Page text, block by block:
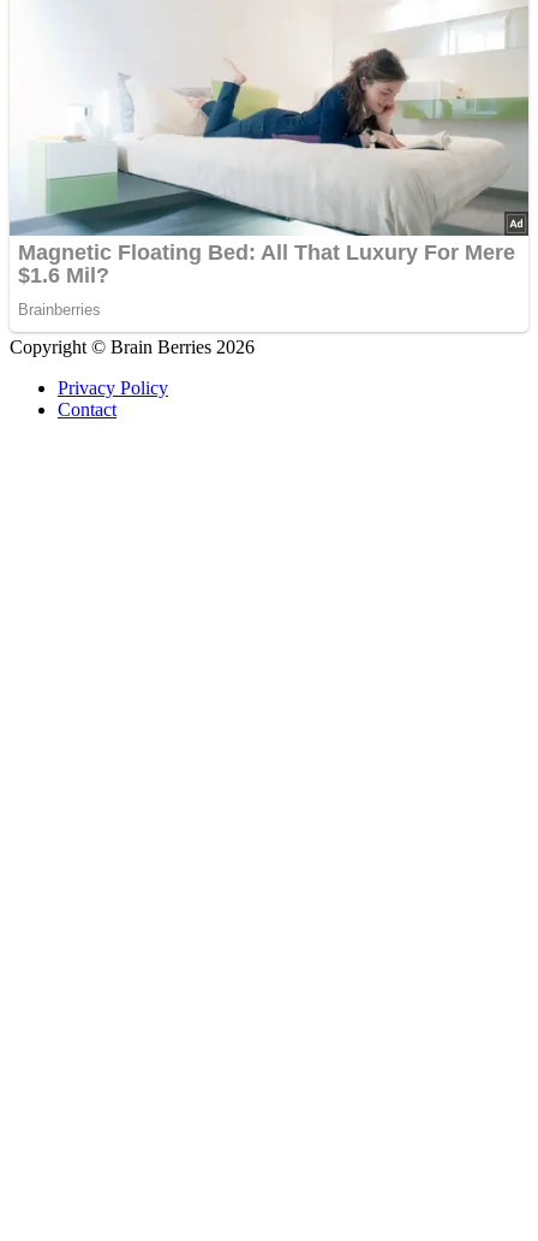
Copyright © Brain Berries 2026
Privacy Policy
Contact